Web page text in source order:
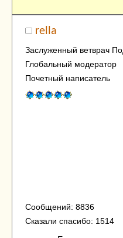
rella
Заслуженный ветврач
Глобальный модератор
Почетный написатель
Сообщений: 8836
Сказали спасибо: 1514